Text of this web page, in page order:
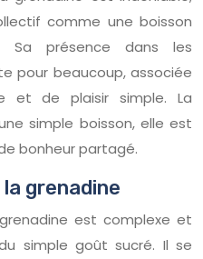
comme une boisson
Sa présence dans les
pour beaucoup, associée
et de plaisir simple. La
simple boisson, elle est
bonheur partagé.
grenadine
est complexe et
simple goût sucré. Il se